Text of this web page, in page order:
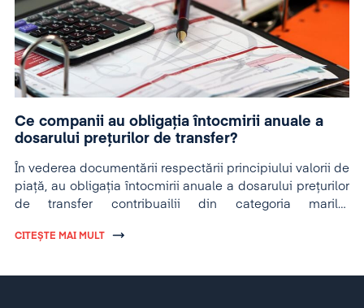
Ce companii au obligația întocmirii anuale a
dosarului prețurilor de transfer?
În vederea documentării respectării principiului valorii de
piață, au obligația întocmirii anuale a dosarului prețurilor
de transfer contribuailii din categoria marilor
CITEȘTE MAI MULT